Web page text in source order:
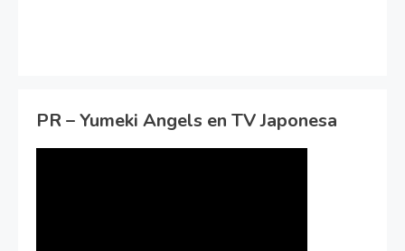
PR – Yumeki Angels en TV Japonesa